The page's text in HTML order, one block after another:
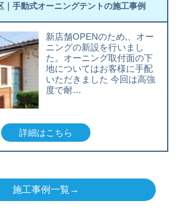
｜手動式オーニングテントの施工事例
新店舗OPENのため,、オー
ニングの新設を行いまし
た。オーニング取付面の下
地についてはお客様に手配
いただきました 今回は高強
度で耐…
詳細はこちら
施工事例一覧→